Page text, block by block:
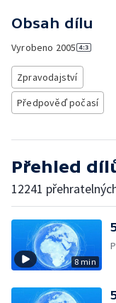
Obsah dílu
Vyrobeno 2005
Zpravodajství
Předpověď počasí
Přehled
12241
8 min